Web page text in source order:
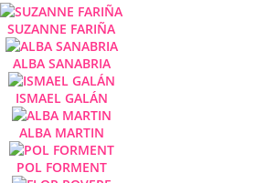
SUZANNE FARIÑA
ALBA SANABRIA
ISMAEL GALÁN
ALBA MARTIN
POL FORMENT